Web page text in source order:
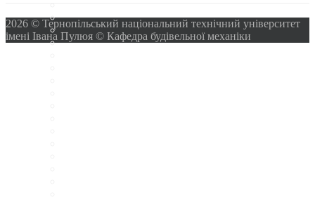
2026 © Тернопільський національний технічний університет
імені Івана Пулюя © Кафедра будівельної механіки